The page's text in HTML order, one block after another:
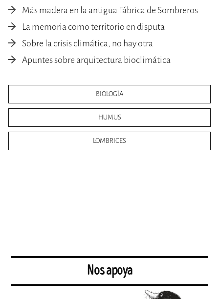
Más madera en la antigua Fábrica de Sombreros
La memoria como territorio en disputa
Sobre la crisis climática, no hay otra
Apuntes sobre arquitectura bioclimática
BIOLOGÍA
HUMUS
LOMBRICES
Nos apoya